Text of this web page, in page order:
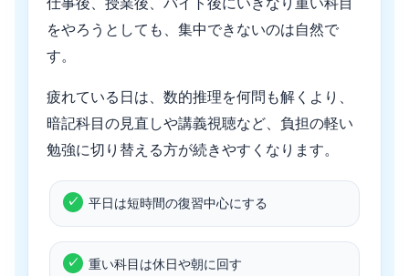
仕事後、授業後、バイト後にいきなり重い科目
をやろうとしても、集中できないのは自然で
す。
疲れている日は、数的推理を何問も解くより、
暗記科目の見直しや講義視聴など、負担の軽い
勉強に切り替える方が続きやすくなります。
平日は短時間の復習中心にする
重い科目は休日や朝に回す